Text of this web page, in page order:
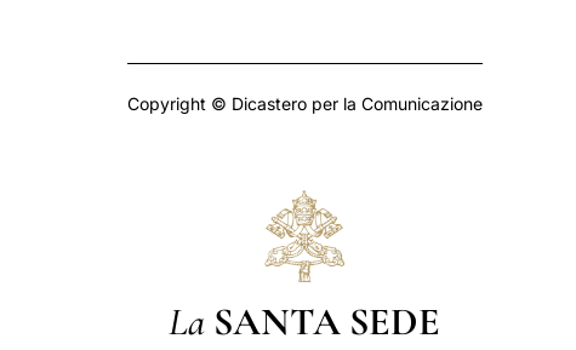
Copyright © Dicastero per la Comunicazione
La SANTA SEDE